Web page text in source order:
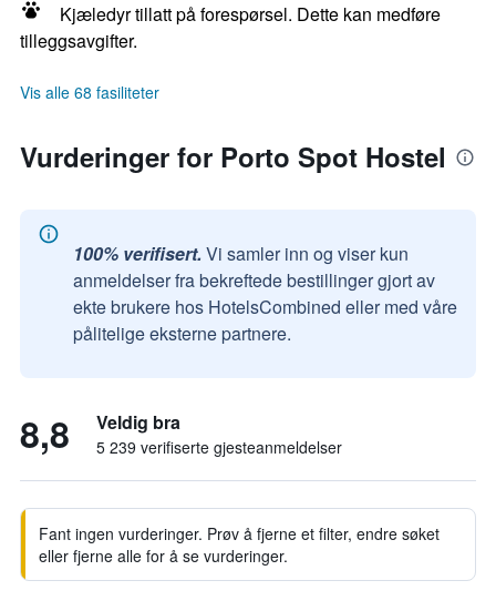
Kjæledyr tillatt på forespørsel. Dette kan medføre
tilleggsavgifter.
Vis alle 68 fasiliteter
Vurderinger for Porto Spot Hostel
100% verifisert. Vi samler inn og viser kun
anmeldelser fra bekreftede bestillinger gjort av
ekte brukere hos HotelsCombined eller med våre
pålitelige eksterne partnere.
8,8 Veldig bra
5 239 verifiserte gjesteanmeldelser
Fant ingen vurderinger. Prøv å fjerne et filter, endre søket
eller fjerne alle for å se vurderinger.